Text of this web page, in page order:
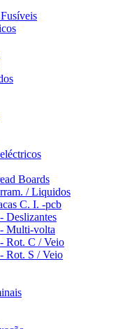
Boards
/ Liquidos
C. I. -pcb
Deslizantes
Multi-volta
Rot. C / Veio
Rot. S / Veio